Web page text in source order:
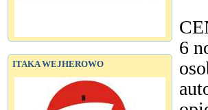
ITAKA WEJHEROWO
6